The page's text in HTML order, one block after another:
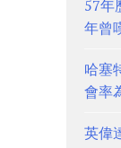
57年
年曾
哈塞
會率
英偉